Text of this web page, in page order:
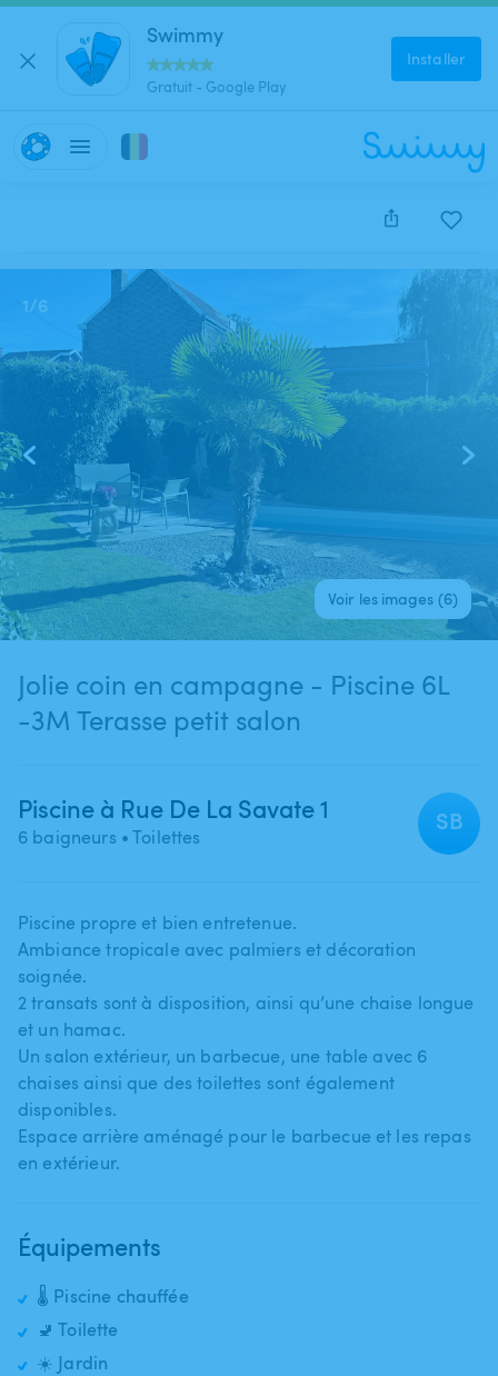
Swimmy
Gratuit - Google Play
Installer
Cette annonce est close et ne peut être réservée.
1/6
Voir les images (6)
Jolie coin en campagne - Piscine 6L
-3M Terasse petit salon
Piscine à Rue De La Savate 1
6 baigneurs • Toilettes
SB
Piscine propre et bien entretenue.
Ambiance tropicale avec palmiers et décoration
soignée.
2 transats sont à disposition​,​ ainsi qu’une chaise longue
et un hamac.
Un salon extérieur​,​ un barbecue​,​ une table avec 6
chaises ainsi que des toilettes sont également
disponibles.
Espace arrière aménagé pour le barbecue et les repas
en extérieur.
Équipements
🌡️ Piscine chauffée
🚽 Toilette
☀️ Jardin